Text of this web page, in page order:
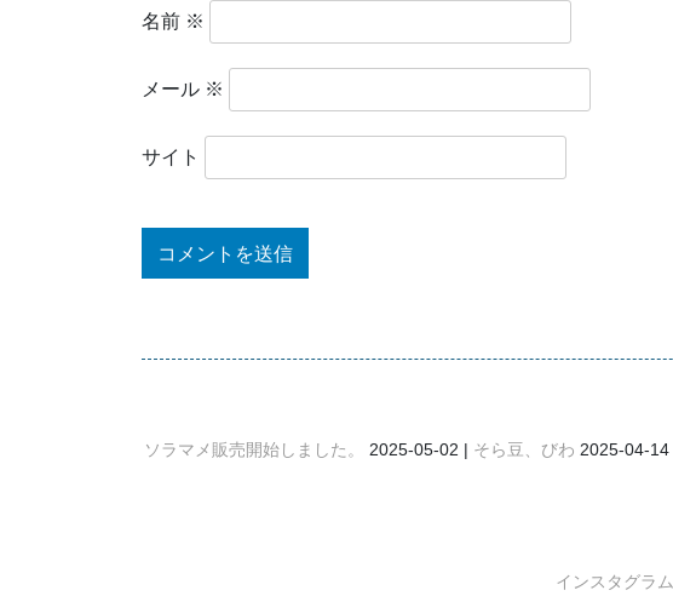
名前 ※
メール ※
サイト
ソラマメ販売開始しました。 2025-05-02 そら豆、びわ 2025-04-14
インスタグラム